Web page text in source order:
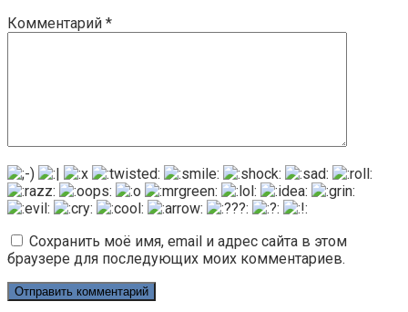
Комментарий *
Сохранить моё имя, email и адрес сайта в этом
браузере для последующих моих комментариев.